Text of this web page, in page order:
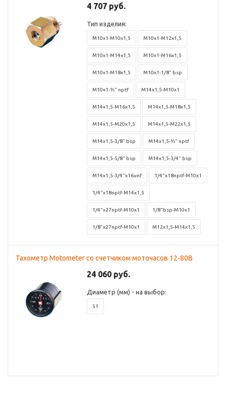
4 707 руб.
Тип изделия:
M10x1-M10x1,5 M10x1-M12x1,5
M10x1-M14x1,5 M10x1-M16x1,5
M10x1-M18x1,5 M10x1-1/8" bsp
M10x1-½" nptf M14x1,5-M10x1
M14x1,5-M16x1,5 M14x1,5-M18x1,5
M14x1,5-M20x1,5 M14x1,5-M22x1,5
M14x1,5-3/8" bsp M14x1,5-½" nptf
M14x1,5-5/8" bsp M14x1,5-3/4" bsp
M14x1,5-3/4"x16unf 1/4"x18nptf-M10x1
1/4"x18nptf-M14x1,5
1/4"x27nptf-M10x1 1/8"bsp-M10x1
1/8"x27nptf-M10x1 M12x1,5-M14x1,5
Тахометр Motometer со счетчиком моточасов 12-80В
24 060 руб.
Диаметр (мм) - на выбор:
51